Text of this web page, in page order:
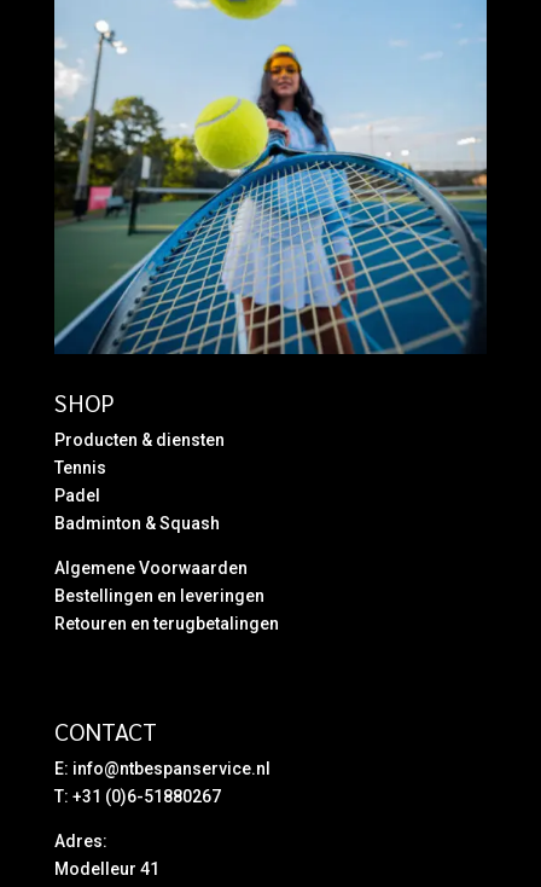
SHOP
Producten & diensten
Tennis
Padel
Badminton & Squash
Algemene Voorwaarden
Bestellingen en leveringen
Retouren en terugbetalingen
CONTACT
E: info@ntbespanservice.nl
T: +31 (0)6-51880267
Adres:
Modelleur 41